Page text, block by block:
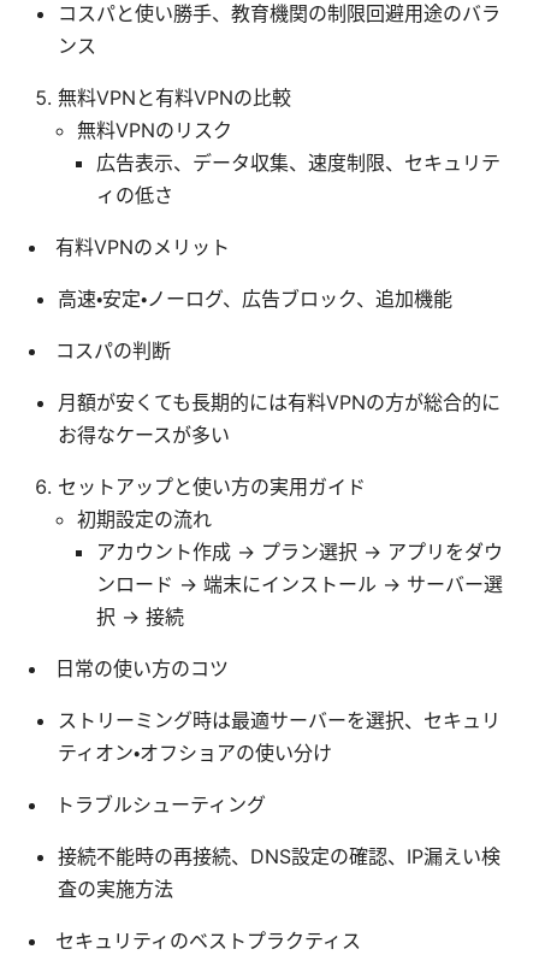
コスパと使い勝手、教育機関の制限回避用途のバラ
ンス
無料VPNと有料VPNの比較
無料VPNのリスク
広告表示、データ収集、速度制限、セキュリテ
ィの低さ
有料VPNのメリット
高速・安定・ノーログ、広告ブロック、追加機能
コスパの判断
月額が安くても長期的には有料VPNの方が総合的に
お得なケースが多い
セットアップと使い方の実用ガイド
初期設定の流れ
アカウント作成 → プラン選択 → アプリをダウ
ンロード → 端末にインストール → サーバー選
択 → 接続
日常の使い方のコツ
ストリーミング時は最適サーバーを選択、セキュリ
ティオン・オフショアの使い分け
トラブルシューティング
接続不能時の再接続、DNS設定の確認、IP漏えい検
査の実施方法
セキュリティのベストプラクティス